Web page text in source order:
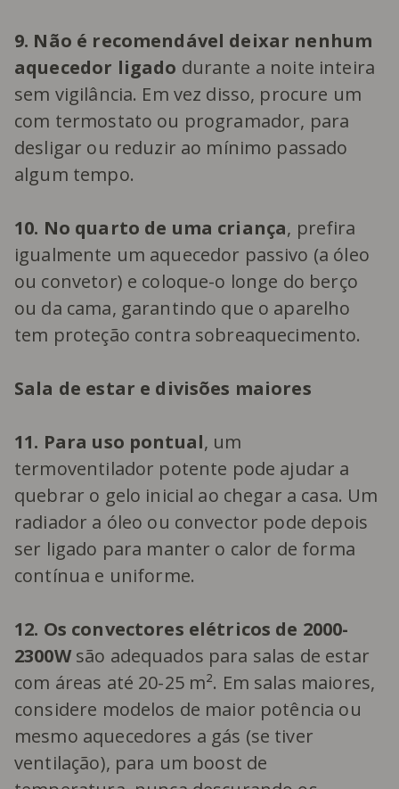
9. Não é recomendável deixar nenhum
aquecedor ligado durante a noite inteira
sem vigilância. Em vez disso, procure um
com termostato ou programador, para
desligar ou reduzir ao mínimo passado
algum tempo.
10. No quarto de uma criança, prefira
igualmente um aquecedor passivo (a óleo
ou convetor) e coloque-o longe do berço
ou da cama, garantindo que o aparelho
tem proteção contra sobreaquecimento.
Sala de estar e divisões maiores
11. Para uso pontual, um
termoventilador potente pode ajudar a
quebrar o gelo inicial ao chegar a casa. Um
radiador a óleo ou convector pode depois
ser ligado para manter o calor de forma
contínua e uniforme.
12. Os convectores elétricos de 2000-
2300Wsão adequados para salas de estar
com áreas até 20-25 m². Em salas maiores,
considere modelos de maior potência ou
mesmo aquecedores a gás (se tiver
ventilação), para um boost de